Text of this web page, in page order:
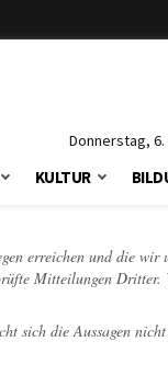
Donnerstag,
KULTUR
erreichen und die
Mitteilungen Dritter.
die Aussagen